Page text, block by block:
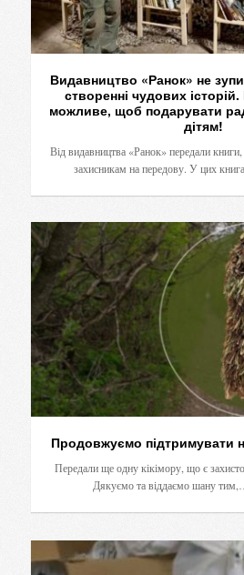
Видавництво «Ранок» не
створенні чудових
можливе, щоб подарувати
дітям!
Від видавництва «Ранок» передали книги,
захисникам на передову. У цих
Продовжуємо підтримувати
Передали ще одну кікімору, що є
Дякуємо та віддаємо шану